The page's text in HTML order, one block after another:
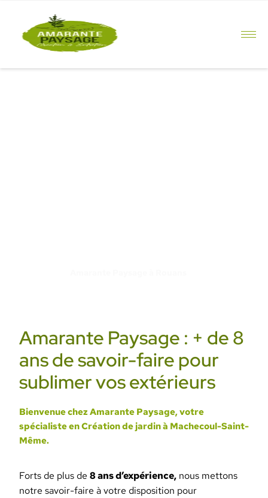
Amarante Paysage : + de 8
ans de savoir-faire pour
sublimer vos extérieurs
Bienvenue chez Amarante Paysage, votre
spécialiste en Création de jardin à Machecoul-Saint-
Même.
Forts de plus de 8 ans d’expérience, nous mettons
notre savoir-faire à votre disposition pour